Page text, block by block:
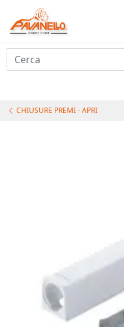
Cerca
CHIUSURE PREMI - APRI